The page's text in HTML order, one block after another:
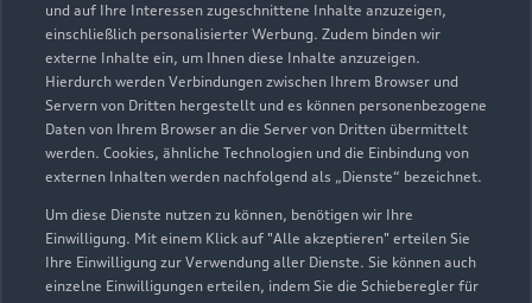
und auf Ihre Interessen zugeschnittene Inhalte anzuzeigen,
einschließlich personalisierter Werbung. Zudem binden wir
externe Inhalte ein, um Ihnen diese Inhalte anzuzeigen.
Hierdurch werden Verbindungen zwischen Ihrem Browser und
Servern von Dritten hergestellt und es können personenbezogene
Daten von Ihrem Browser an die Server von Dritten übermittelt
werden. Cookies, ähnliche Technologien und die Einbindung von
externen Inhalten werden nachfolgend als „Dienste“ bezeichnet.
Um diese Dienste nutzen zu können, benötigen wir Ihre
Einwilligung. Mit einem Klick auf "Alle akzeptieren" erteilen Sie
Ihre Einwilligung zur Verwendung aller Dienste. Sie können auch
einzelne Einwilligungen erteilen, indem Sie die Schieberegler für
Stockacher Straße 100
78532 Tuttlingen
07461 170860
info-tut@grafhardenberg.de